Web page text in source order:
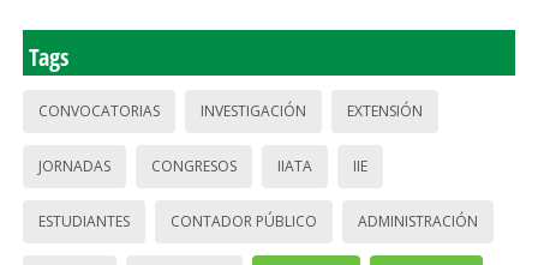
Tags
CONVOCATORIAS INVESTIGACIÓN EXTENSIÓN
JORNADAS CONGRESOS IIATA IIE
ESTUDIANTES CONTADOR PÚBLICO ADMINISTRACIÓN